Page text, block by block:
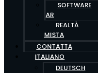
SOFTWARE
AR
REALTÀ
MISTA
CONTATTA
ITALIANO
DEUTSCH